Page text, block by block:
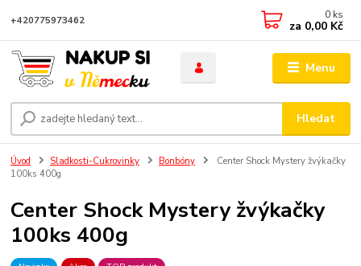
Menu
Hledat
+420775973462 0 ks
za 0,00 Kč
Úvod Sladkosti-Cukrovinky Bonbóny
Center Shock Mystery žvýkačky
100ks 400g
Center Shock Mystery žvýkačky
100ks 400g